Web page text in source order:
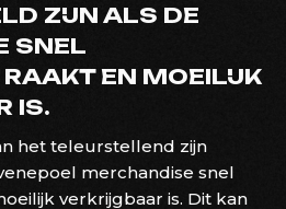
ZIJN ALS DE
SNEL
EN MOEILIJK
IS.
het teleurstellend zijn
merchandise snel
verkrijgbaar is. Dit kan